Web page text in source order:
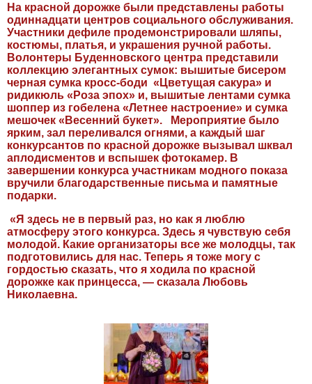
На красной дорожке были представлены работы
одиннадцати центров социального обслуживания.
Участники дефиле продемонстрировали шляпы,
костюмы, платья, и украшения ручной работы.
Волонтеры Буденновского центра представили
коллекцию элегантных сумок: вышитые бисером
черная сумка кросс-боди «Цветущая сакура» и
ридикюль «Роза эпох» и, вышитые лентами сумка
шоппер из гобелена «Летнее настроение» и сумка
мешочек «Весенний букет». Мероприятие было
ярким, зал переливался огнями, а каждый шаг
конкурсантов по красной дорожке вызывал шквал
аплодисментов и вспышек фотокамер. В
завершении конкурса участникам модного показа
вручили благодарственные письма и памятные
подарки.
«Я здесь не в первый раз, но как я люблю
атмосферу этого конкурса. Здесь я чувствую себя
молодой. Какие организаторы все же молодцы, так
подготовились для нас. Теперь я тоже могу с
гордостью сказать, что я ходила по красной
дорожке как принцесса, — сказала Любовь
Николаевна.